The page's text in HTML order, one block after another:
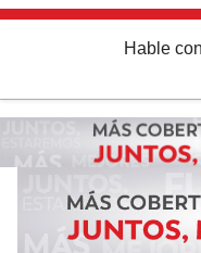
Hable